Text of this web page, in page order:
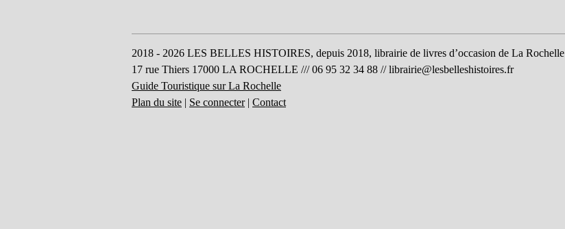
2018 - 2026 LES BELLES HISTOIRES, depuis 2018, librairie de livres d’occasion de La Rochelle
17 rue Thiers 17000 LA ROCHELLE /// 06 95 32 34 88 //librairie@lesbelleshistoires.fr
Guide Touristique sur La Rochelle
Plan du site | Se connecter| Contact